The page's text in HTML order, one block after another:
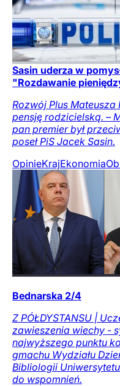
Sasin uderza w
"Rozdawanie
Rozwój Plus
pensję rodzicielską. –
pan premier był
poseł PiS Jacek Sasin.
OpinieKrajEkonomia
Bednarska 2/4
Z PÓŁDYSTANSU |
zawieszenia wiechy -
najwyższego punktu
gmachu Wydziału
Bibliologii
do wspomnień.